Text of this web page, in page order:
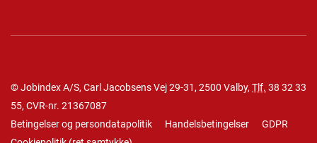
© Jobindex A/S, Carl Jacobsens Vej 29-31, 2500 Valby, Tlf. 38 32 33
55, CVR-nr. 21367087
Betingelser og persondatapolitik
Handelsbetingelser
GDPR